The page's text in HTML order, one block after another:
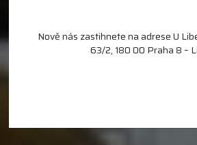
Nově nás zastihnete na adrese U
63/2, 180 00 Praha 8 –